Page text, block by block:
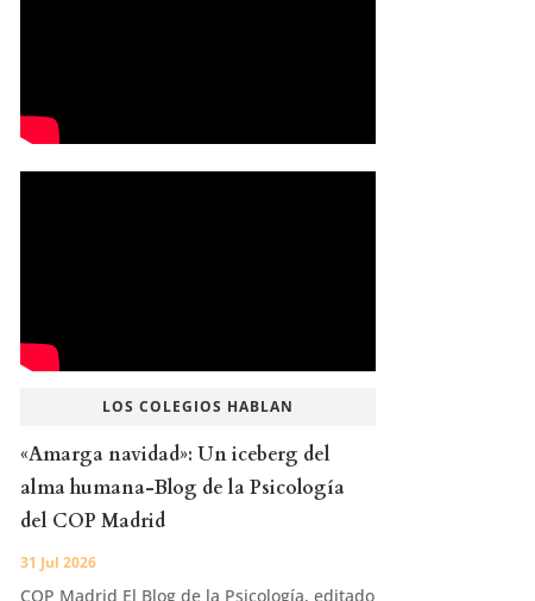
LOS COLEGIOS HABLAN
«Amarga navidad»: Un iceberg del
alma humana-Blog de la Psicología
del COP Madrid
31 Jul 2026
COP Madrid El Blog de la Psicología, editado